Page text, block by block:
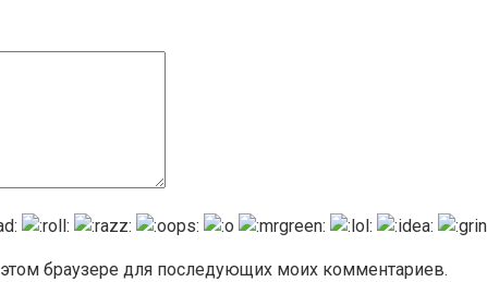
браузере для последующих моих комментариев.